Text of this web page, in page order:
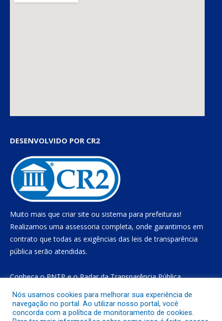
DESENVOLVIDO POR CR2
Muito mais que criar site ou sistema para prefeituras!
Realizamos uma assessoria completa, onde garantimos em
contrato que todas as exigências das leis de transparência
pública serão atendidas.
Conheça oPNTPe oRadar da Transparência Pública
Todos os direitos reservados a Prefeitura Municipal de Gurupá
Nós usamos cookies para melhorar sua experiência de
navegação no portal. Ao utilizar nosso portal, você
concorda com a política de monitoramento de cookies.